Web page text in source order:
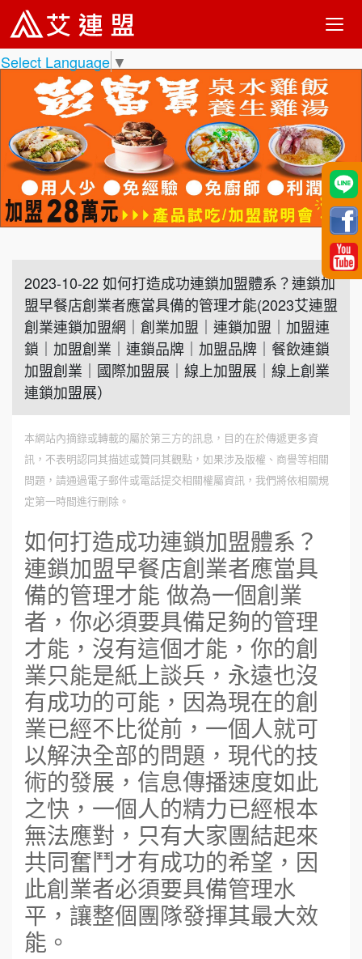
Select Language ▼
2023-10-22 如何打造成功連鎖加盟體系？連鎖加
盟早餐店創業者應當具備的管理才能(2023艾連盟
創業連鎖加盟網｜創業加盟｜連鎖加盟｜加盟連
鎖｜加盟創業｜連鎖品牌｜加盟品牌｜餐飲連鎖
加盟創業｜國際加盟展｜線上加盟展｜線上創業
連鎖加盟展）
本網站內摘錄或轉載的屬於第三方的訊息，目的在於傳遞更多資
訊，不表明認同其描述或贊同其觀點，如果涉及版權、商譽等相關
問題，請通過電子郵件或電話提交相關權屬資訊，我們將依相關規
定第一時間進行刪除。
如何打造成功連鎖加盟體系？
連鎖加盟早餐店創業者應當具
備的管理才能 做為一個創業
者，你必須要具備足夠的管理
才能，沒有這個才能，你的創
業只能是紙上談兵，永遠也沒
有成功的可能，因為現在的創
業已經不比從前，一個人就可
以解決全部的問題，現代的技
術的發展，信息傳播速度如此
之快，一個人的精力已經根本
無法應對，只有大家團結起來
共同奮鬥才有成功的希望，因
此創業者必須要具備管理水
平，讓整個團隊發揮其最大效
能。